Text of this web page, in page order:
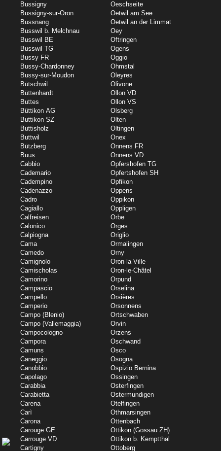
Bussigny
Bussigny-sur-Oron
Bussnang
Busswil b. Melchnau
Busswil BE
Busswil TG
Bussy FR
Bussy-Chardonney
Bussy-sur-Moudon
Bütschwil
Büttenhardt
Buttes
Büttikon AG
Buttikon SZ
Buttisholz
Buttwil
Bützberg
Buus
Cabbio
Cademario
Cadempino
Cadenazzo
Cadro
Cagiallo
Calfreisen
Calonico
Calpiogna
Cama
Camedo
Camignolo
Camischolas
Camorino
Campascio
Campello
Camperio
Campo (Blenio)
Campo (Vallemaggia)
Campocologno
Campora
Camuns
Caneggio
Canobbio
Capolago
Carabbia
Carabietta
Carena
Carì
Carona
Carouge GE
Carrouge VD
Cartigny
Oeschseite
Oetwil am See
Oetwil an der Limmat
Oey
Oftringen
Ogens
Oggio
Ohmstal
Oleyres
Olivone
Ollon VD
Ollon VS
Olsberg
Olten
Oltingen
Onex
Onnens FR
Onnens VD
Opfershofen TG
Opfertshofen SH
Opfikon
Oppens
Oppikon
Oppligen
Orbe
Orges
Origlio
Ormalingen
Orny
Oron-la-Ville
Oron-le-Châtel
Orpund
Orselina
Orsières
Orsonnens
Ortschwaben
Orvin
Orzens
Oschwand
Osco
Osogna
Ospizio Bernina
Ossingen
Osterfingen
Ostermundigen
Otelfingen
Othmarsingen
Ottenbach
Ottikon (Gossau ZH)
Ottikon b. Kemptthal
Ottoberg